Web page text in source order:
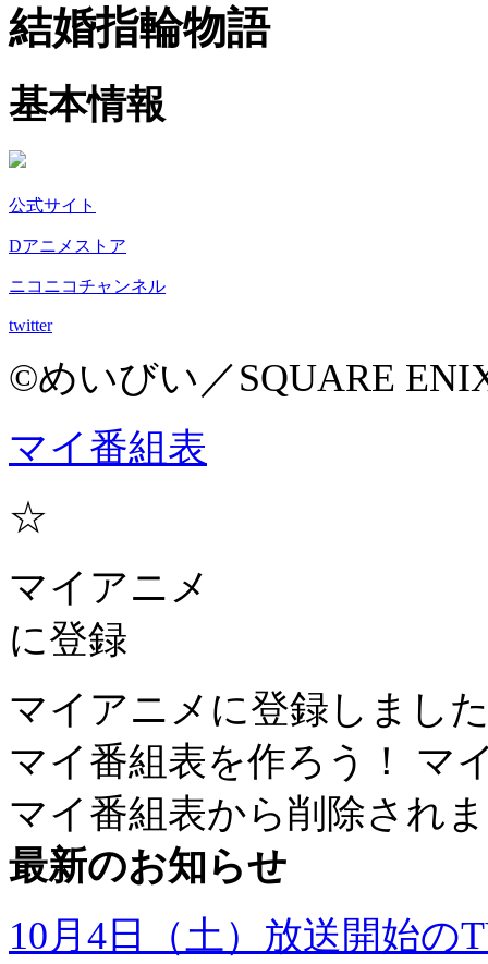
結婚指輪物語
基本情報
公式サイト
Dアニメストア
ニコニコチャンネル
twitter
©めいびい／SQUARE
マイ番組表
☆
マイアニメ
に登録
マイアニメに登録しまし
マイ番組表を作ろう！
マ
マイ番組表から削除され
最新のお知らせ
10月4日（土）放送開始